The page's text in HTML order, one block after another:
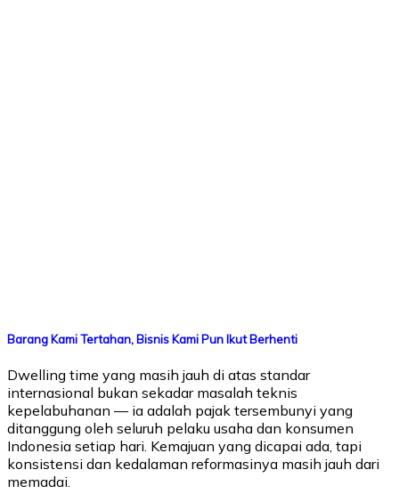
Barang Kami Tertahan, Bisnis Kami Pun Ikut Berhenti
Dwelling time yang masih jauh di atas standar
internasional bukan sekadar masalah teknis
kepelabuhanan — ia adalah pajak tersembunyi yang
ditanggung oleh seluruh pelaku usaha dan konsumen
Indonesia setiap hari. Kemajuan yang dicapai ada, tapi
konsistensi dan kedalaman reformasinya masih jauh dari
memadai.